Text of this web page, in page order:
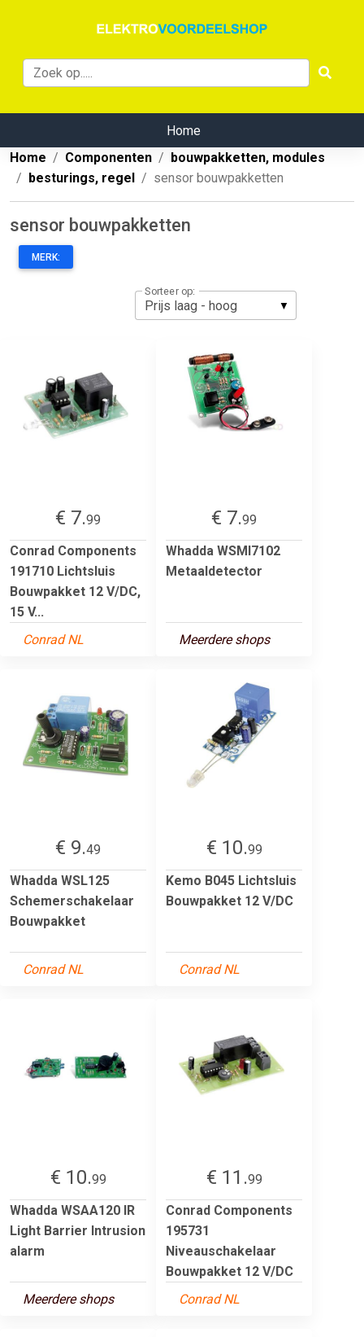
Home
Home
Componenten
bouwpakketten, modules
besturings, regel
sensor bouwpakketten
sensor bouwpakketten
MERK:
Sorteer op:
€ 7.99
Conrad Components
191710 Lichtsluis
Bouwpakket 12 V/DC,
15 V...
Conrad NL
€ 7.99
Whadda WSMI7102
Metaaldetector
Meerdere shops
€ 9.49
Whadda WSL125
Schemerschakelaar
Bouwpakket
Conrad NL
€ 10.99
Kemo B045 Lichtsluis
Bouwpakket 12 V/DC
Conrad NL
€ 10.99
Whadda WSAA120 IR
Light Barrier Intrusion
alarm
Meerdere shops
€ 11.99
Conrad Components
195731
Niveauschakelaar
Bouwpakket 12 V/DC
Conrad NL